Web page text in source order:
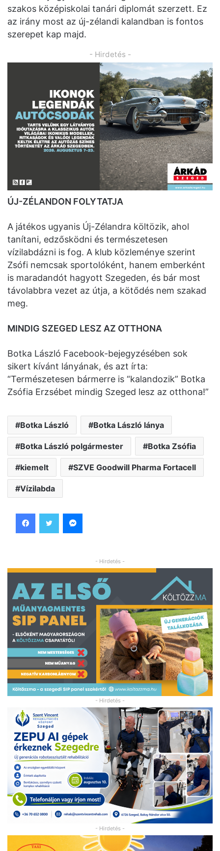
szakos középiskolai tanári diplomát szerzett. Ez
az irány most az új-zélandi kalandban is fontos
szerepet kap majd.
- Hirdetés -
ÚJ-ZÉLANDON FOLYTATJA
A játékos ugyanis Új-Zélandra költözik, ahol
tanítani, edzősködni és természetesen
vízilabdázni is fog. A klub közleménye szerint
Zsófi nemcsak sportolóként, hanem emberként
is maradandót hagyott Szegeden, és bár most
távolabbra vezet az útja, a kötődés nem szakad
meg.
MINDIG SZEGED LESZ AZ OTTHONA
Botka László Facebook-bejegyzésében sok
sikert kívánt lányának, és azt írta:
“Természetesen bármerre is “kalandozik” Botka
Zsófia Erzsébet mindig Szeged lesz az otthona!”
Botka László Botka László lánya
Botka László polgármester Botka Zsófia
kiemelt SZVE Goodwill Pharma Fortacell
Vízilabda
- Hirdetés -
- Hirdetés -
- Hirdetés -